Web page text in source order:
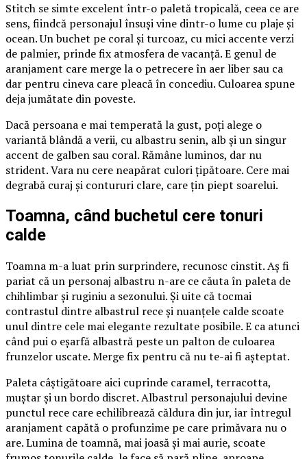
Stitch se simte excelent într-o paletă tropicală, ceea ce are
sens, fiindcă personajul însuși vine dintr-o lume cu plaje și
ocean. Un buchet pe coral și turcoaz, cu mici accente verzi
de palmier, prinde fix atmosfera de vacanță. E genul de
aranjament care merge la o petrecere în aer liber sau ca
dar pentru cineva care pleacă în concediu. Culoarea spune
deja jumătate din poveste.
Dacă persoana e mai temperată la gust, poți alege o
variantă blândă a verii, cu albastru senin, alb și un singur
accent de galben sau coral. Rămâne luminos, dar nu
strident. Vara nu cere neapărat culori țipătoare. Cere mai
degrabă curaj și contururi clare, care țin piept soarelui.
Toamna, când buchetul cere tonuri
calde
Toamna m-a luat prin surprindere, recunosc cinstit. Aș fi
pariat că un personaj albastru n-are ce căuta în paleta de
chihlimbar și ruginiu a sezonului. Și uite că tocmai
contrastul dintre albastrul rece și nuanțele calde scoate
unul dintre cele mai elegante rezultate posibile. E ca atunci
când pui o eșarfă albastră peste un palton de culoarea
frunzelor uscate. Merge fix pentru că nu te-ai fi așteptat.
Paleta câștigătoare aici cuprinde caramel, terracotta,
muștar și un bordo discret. Albastrul personajului devine
punctul rece care echilibrează căldura din jur, iar întregul
aranjament capătă o profunzime pe care primăvara nu o
are. Lumina de toamnă, mai joasă și mai aurie, scoate